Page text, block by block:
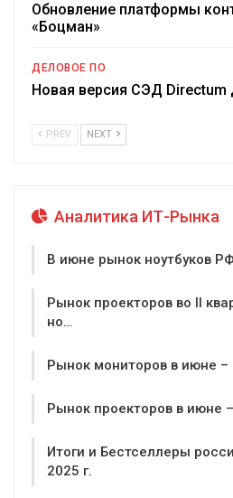
Обновление платформы
«Боцман»
ДЕЛОВОЕ ПО
Новая версия СЭД Directum
PREV NEXT
Аналитика ИТ-Рынка
В июне рынок ноутбуков
Рынок проекторов во II
но…
Рынок мониторов в июне –
Рынок проекторов в июне
Итоги и Бестселлеры
2025 г.